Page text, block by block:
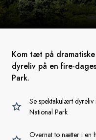
Kom tæt på
dyreliv på en fire-
Park.
Se spektakulært
National Park
Overnat to nætter i en